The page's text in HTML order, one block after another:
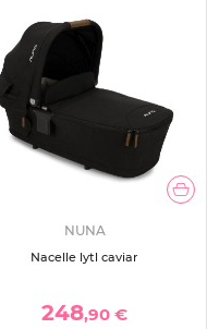
NUNA
Nacelle lytl caviar
248,90 €